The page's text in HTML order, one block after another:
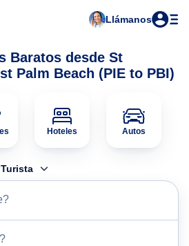
Llámanos
Baratos desde St
Palm Beach (PIE to PBI)
Hoteles Autos
Turista